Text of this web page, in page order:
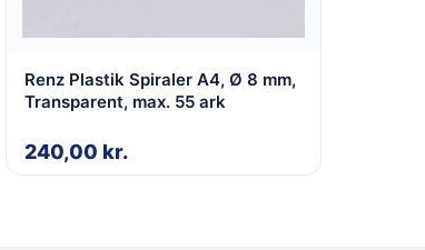
Renz Plastik Spiraler A4, Ø 8 mm,
Transparent, max. 55 ark
240,00 kr.